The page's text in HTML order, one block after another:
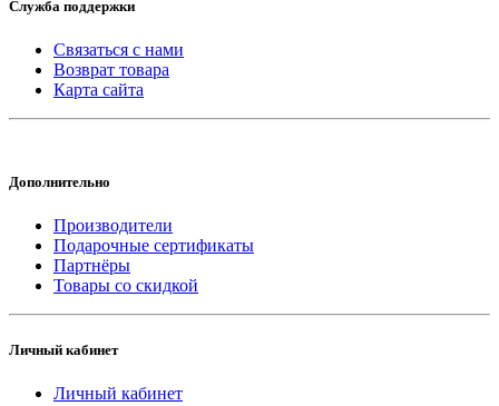
Служба поддержки
Связаться с нами
Возврат товара
Карта сайта
Дополнительно
Производители
Подарочные сертификаты
Партнёры
Товары со скидкой
Личный кабинет
Личный кабинет